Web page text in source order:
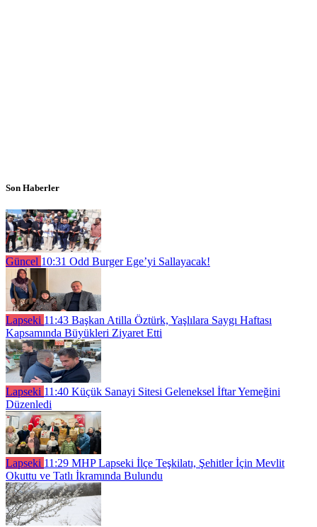
Son Haberler
Güncel 10:31 Odd Burger Ege’yi Sallayacak!
Lapseki 11:43 Başkan Atilla Öztürk, Yaşlılara Saygı Haftası
Kapsamında Büyükleri Ziyaret Etti
Lapseki 11:40 Küçük Sanayi Sitesi Geleneksel İftar Yemeğini
Düzenledi
Lapseki 11:29 MHP Lapseki İlçe Teşkilatı, Şehitler İçin Mevlit
Okuttu ve Tatlı İkramında Bulundu